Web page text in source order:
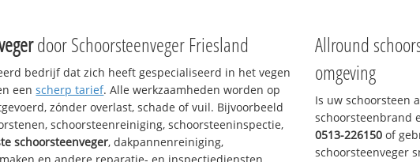
door Schoorsteenveger Friesland
bedrijf dat zich heeft gespecialiseerd in het vegen
eenscherp tarief. Alle werkzaamheden worden op
zónder overlast, schade of vuil. Bijvoorbeeld
schoorsteenreiniging, schoorsteeninspectie,
schoorsteenveger, dakpannenreiniging,
Allround
omgeving
Is uw schoorsteen
schoorsteenbrand
0513-226150 of
schoorsteenveger